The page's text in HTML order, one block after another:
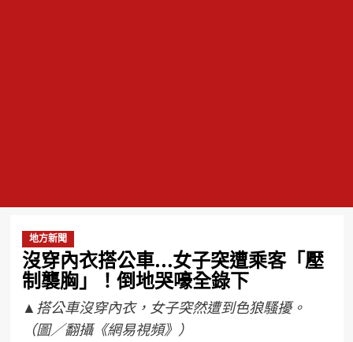
地方新聞
沒穿內衣搭公車…女子突遭乘客「壓
制襲胸」！倒地哭嚎全錄下
▲搭公車沒穿內衣，女子突然遭到色狼騷擾。
（圖／翻攝《網易視頻》）